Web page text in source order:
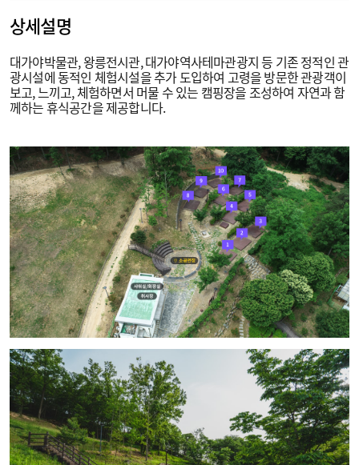
상세설명
대가야박물관, 왕릉전시관, 대가야역사테마관광지 등 기존 정적인 관
광시설에 동적인 체험시설을 추가 도입하여 고령을 방문한 관광객이
보고, 느끼고, 체험하면서 머물 수 있는 캠핑장을 조성하여 자연과 함
께하는 휴식공간을 제공합니다.